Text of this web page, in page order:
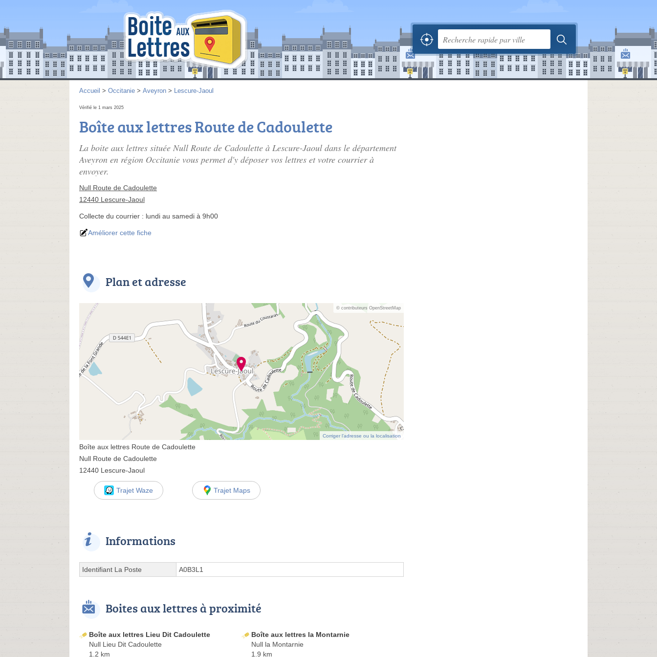
Accueil > Occitanie > Aveyron > Lescure-Jaoul
Vérifié le 1 mars 2025
Boîte aux lettres Route de Cadoulette
La boite aux lettres située Null Route de Cadoulette à Lescure-Jaoul dans le département
Aveyron en région Occitanie vous permet d'y déposer vos lettres et votre courrier à
envoyer.
Null Route de Cadoulette
12440 Lescure-Jaoul
Collecte du courrier : lundi au samedi à 9h00
Améliorer cette fiche
Plan et adresse
© contributeurs OpenStreetMap
Corriger l’adresse ou la localisation
Boîte aux lettres Route de Cadoulette
Null Route de Cadoulette
12440 Lescure-Jaoul
Trajet Waze Trajet Maps
Informations
Identifiant La Poste A0B3L1
Boites aux lettres à proximité
Boîte aux lettres Lieu Dit Cadoulette
Null Lieu Dit Cadoulette
1.2 km
Boîte aux lettres la Montarnie
Null la Montarnie
1.9 km